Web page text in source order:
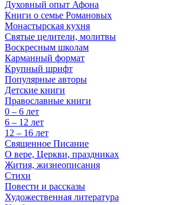
Духовный опыт Афона
Книги о семье Романовых
Монастырская кухня
Святые целители, молитвы
Воскресным школам
Карманный формат
Крупный шрифт
Популярные авторы
Детские книги
Православные книги
0 – 6 лет
6 – 12 лет
12 – 16 лет
Священное Писание
О вере, Церкви, праздниках
Жития, жизнеописания
Стихи
Повести и рассказы
Художественная литература